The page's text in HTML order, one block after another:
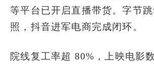
等平台已开启直播带货。字节
照，抖音进军电商完成闭环。
院线复工率超 80%，上映电影